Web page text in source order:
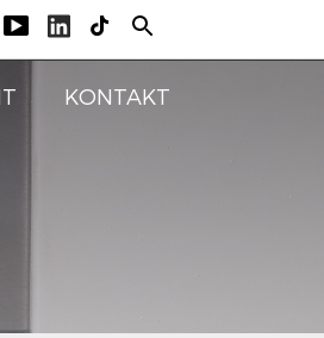
 
KONTAKT